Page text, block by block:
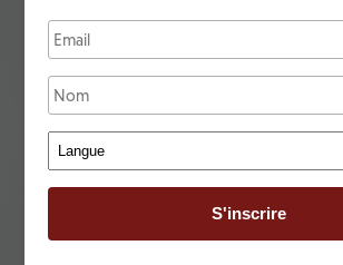
Ensemble Vocal Côte